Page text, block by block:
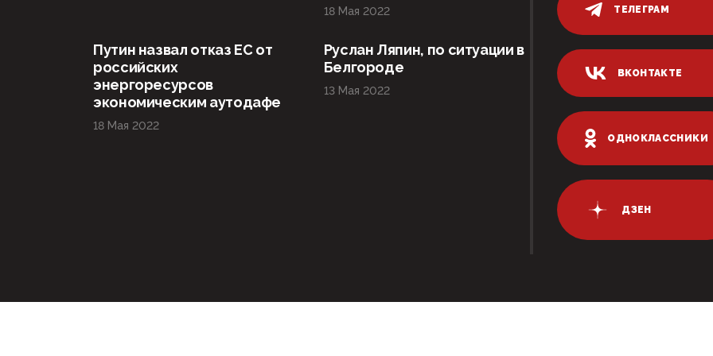
18 Мая 2022
Путин назвал отказ ЕС от
российских
энергоресурсов
экономическим аутодафе
18 Мая 2022
Руслан Ляпин, по ситуации в
Белгороде
13 Мая 2022
ТЕЛЕГРАМ
ВКОНТАКТЕ
ОДНОКЛАССНИКИ
ДЗЕН